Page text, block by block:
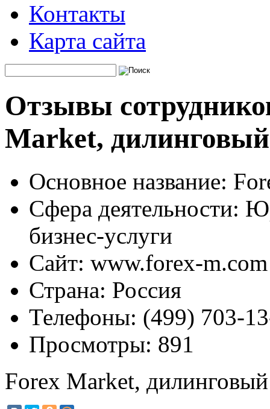
Контакты
Карта сайта
Отзывы
Market,
Основное название:
Сфера деятельности:
бизнес-услуги
Сайт: www.forex-m.com
Страна: Россия
Телефоны: (499) 703-
Просмотры: 891
Forex Market,